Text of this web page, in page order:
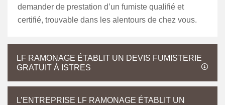
demander de prestation d’un fumiste qualifié et
certifié, trouvable dans les alentours de chez vous.
LF RAMONAGE ÉTABLIT UN DEVIS FUMISTERIE
GRATUIT À ISTRES
L’ENTREPRISE LF RAMONAGE ÉTABLIT UN